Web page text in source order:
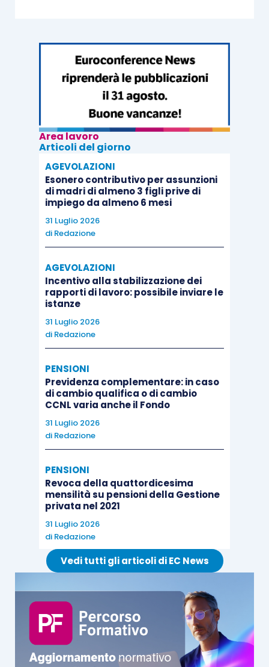
Area lavoro
Articoli del giorno
AGEVOLAZIONI
Esonero contributivo per assunzioni
di madri di almeno 3 figli prive di
impiego da almeno 6 mesi
31 Luglio 2026
di Redazione
AGEVOLAZIONI
Incentivo alla stabilizzazione dei
rapporti di lavoro: possibile inviare le
istanze
31 Luglio 2026
di Redazione
PENSIONI
Previdenza complementare: in caso
di cambio qualifica o di cambio
CCNL varia anche il Fondo
31 Luglio 2026
di Redazione
PENSIONI
Revoca della quattordicesima
mensilità su pensioni della Gestione
privata nel 2021
31 Luglio 2026
di Redazione
Vedi tutti gli articoli di EC News